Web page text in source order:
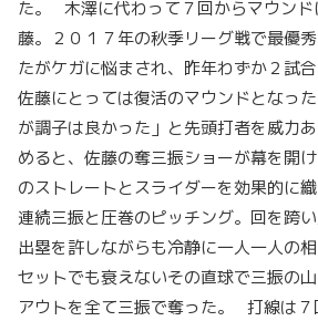
た。 木澤に代わって７回からマウンド
藤。２０１７年の秋季リーグ戦で最優
たがケガに悩まされ、昨年わずか２試
佐藤にとっては復活のマウンドとなっ
が調子は良かった」と先頭打者を威力
めると、佐藤の奪三振ショーが幕を開
のストレートとスライダーを効果的に
連続三振と圧巻のピッチング。回を跨
出塁を許しながらも冷静に一人一人の相
セットでも衰えないその直球で三振の
アウトを全て三振で奪った。 打線は７